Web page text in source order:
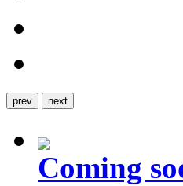
prev next
Coming